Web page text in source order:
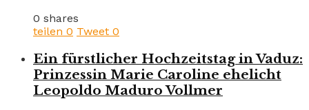
0 shares
teilen 0 Tweet 0
Ein fürstlicher Hochzeitstag in Vaduz:
Prinzessin Marie Caroline ehelicht
Leopoldo Maduro Vollmer